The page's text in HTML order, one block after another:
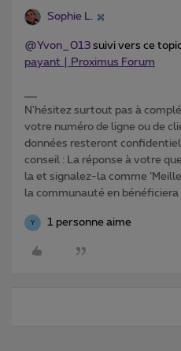
Sophie L.
@Yvon_013 suivi vers ce
payant | Proximus Forum
N'hésitez surtout pas à
votre numéro de ligne ou de
données resteront
conseil : La réponse à votre
la et signalez-la comme
la communauté en
Y 1 personne aime